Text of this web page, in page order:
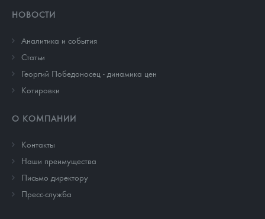
НОВОСТИ
Аналитика и события
Cтатьи
Георгий Победоносец - динамика цен
Котировки
О КОМПАНИИ
Контакты
Наши преимущества
Письмо директору
Пресс-служба